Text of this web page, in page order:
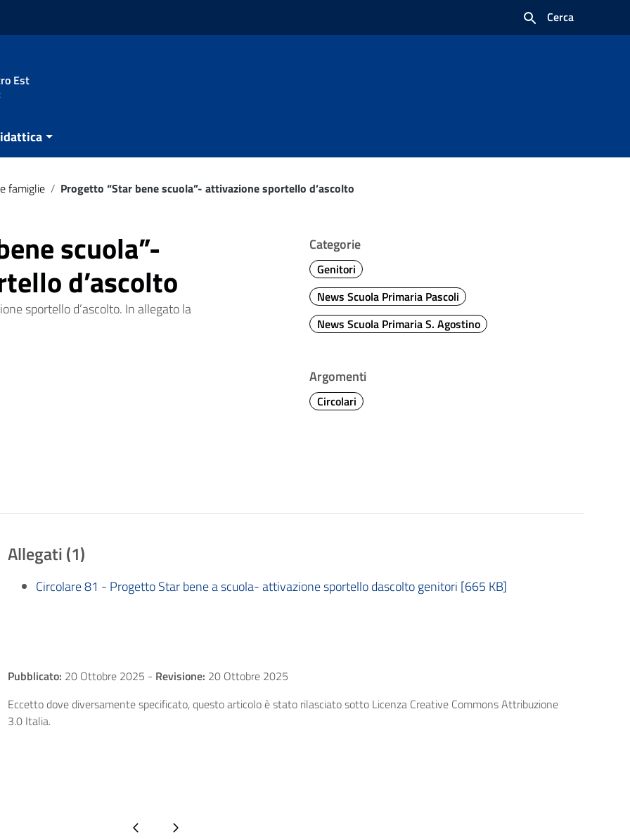
Cerca
Est
famiglie / Progetto “Star bene scuola”- attivazione sportello d’ascolto
scuola”-
d’ascolto
sportello d’ascolto. In allegato la
Categorie
Genitori
News Scuola Primaria Pascoli
News Scuola Primaria S. Agostino
Argomenti
Circolari
Allegati (1)
Circolare 81 - Progetto Star bene a scuola- attivazione sportello dascolto genitori [665 KB]
Pubblicato: 20 Ottobre 2025 - Revisione: 20 Ottobre 2025
Eccetto dove diversamente specificato, questo articolo è stato rilasciato sotto Licenza Creative Commons Attribuzione
3.0 Italia.
Pagina precedentePagina successiva